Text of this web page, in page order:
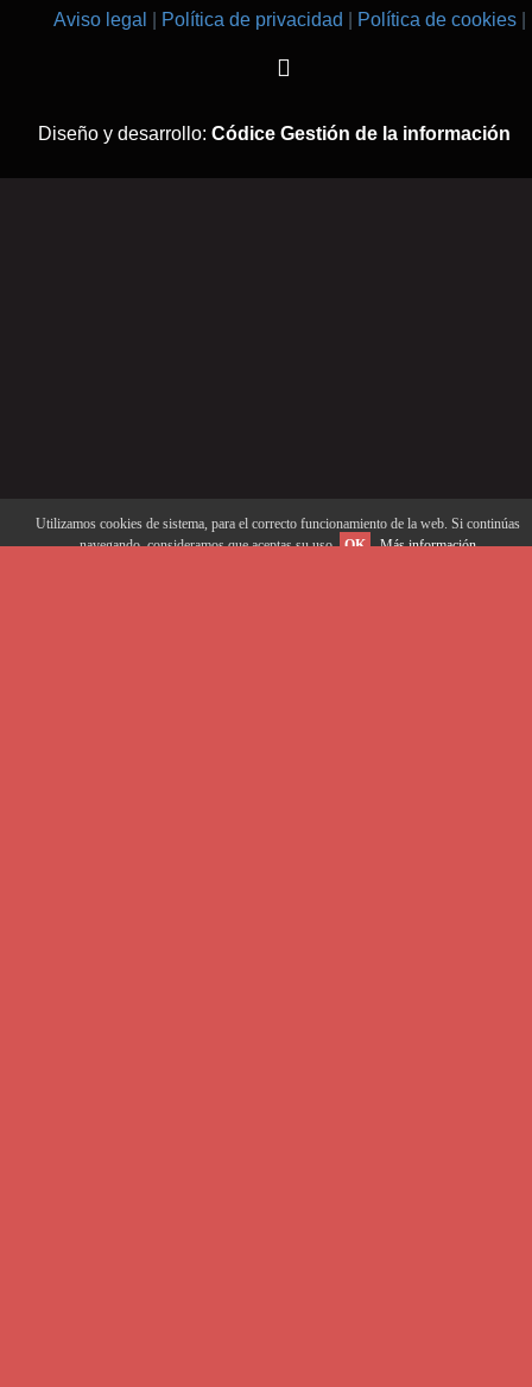
Aviso legal Política de privacidad Política de cookies
Diseño y desarrollo: Códice Gestión de la información
Utilizamos cookies de sistema, para el correcto funcionamiento de la web. Si continúas
navegando, consideramos que aceptas su uso. OK Más información